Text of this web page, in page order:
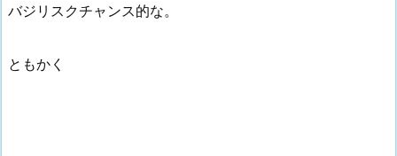
バジリスクチャンス的な。
ともかく